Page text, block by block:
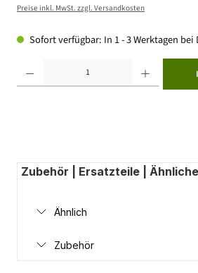
Preise inkl. MwSt. zzgl. Versandkosten
Sofort verfügbar: In 1 - 3 Werktagen bei
Zubehör | Ersatzteile |
Ähnlich
Zubehör